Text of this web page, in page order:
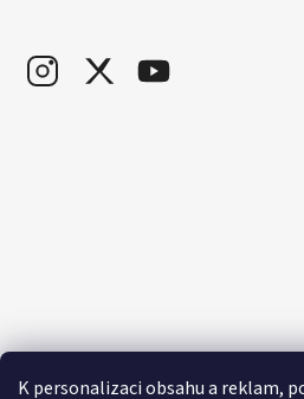
K personalizaci obsahu a reklam,